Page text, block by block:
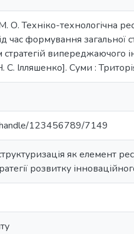
Техніко-технологічна
час формування загальної
випереджаючого
С. Ілляшенко]. Суми :
handle/123456789/7149
як елемент
розвитку